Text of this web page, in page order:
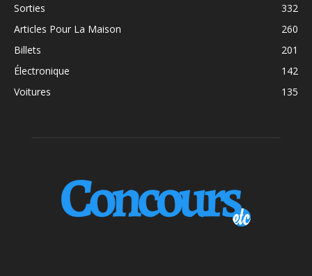
Sorties
332
Articles Pour La Maison
260
Billets
201
Électronique
142
Voitures
135